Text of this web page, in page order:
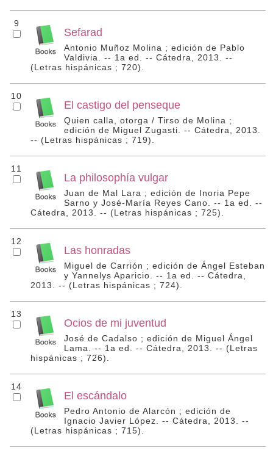
9
Sefarad
Antonio Muñoz Molina ; edición de Pablo
Valdivia. -- 1a ed. -- Cátedra, 2013. --
(Letras hispánicas ; 720).
10
El castigo del penseque
Quien calla, otorga / Tirso de Molina ;
edición de Miguel Zugasti. -- Cátedra, 2013.
-- (Letras hispánicas ; 719).
11
La philosophía vulgar
Juan de Mal Lara ; edición de Inoria Pepe
Sarno y José-María Reyes Cano. -- 1a ed. --
Cátedra, 2013. -- (Letras hispánicas ; 725).
12
Las honradas
Miguel de Carrión ; edición de Ángel Esteban
y Yannelys Aparicio. -- 1a ed. -- Cátedra,
2013. -- (Letras hispánicas ; 724).
13
Ocios de mi juventud
José de Cadalso ; edición de Miguel Ángel
Lama. -- 1a ed. -- Cátedra, 2013. -- (Letras
hispánicas ; 726).
14
El escándalo
Pedro Antonio de Alarcón ; edición de
Ignacio Javier López. -- Cátedra, 2013. --
(Letras hispánicas ; 715).